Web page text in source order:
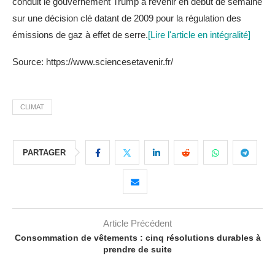
sur une décision clé datant de 2009 pour la régulation des
émissions de gaz à effet de serre.[Lire l'article en intégralité]
Source: https://www.sciencesetavenir.fr/
CLIMAT
PARTAGER
Article Précédent
Consommation de vêtements : cinq résolutions durables à
prendre de suite